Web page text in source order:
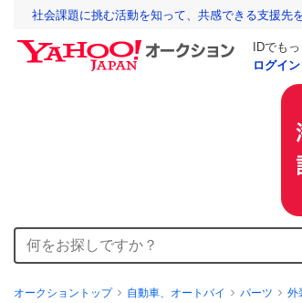
社会課題に挑む活動を知って、共感できる支援先
IDでも
ログイン
オークショントップ 自動車、オートバイ パーツ 外